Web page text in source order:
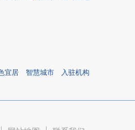
宜居 智慧城市 入驻机构